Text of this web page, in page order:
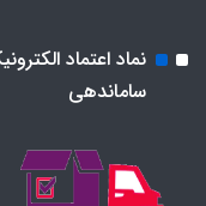
نماد اعتماد
ساماندهی